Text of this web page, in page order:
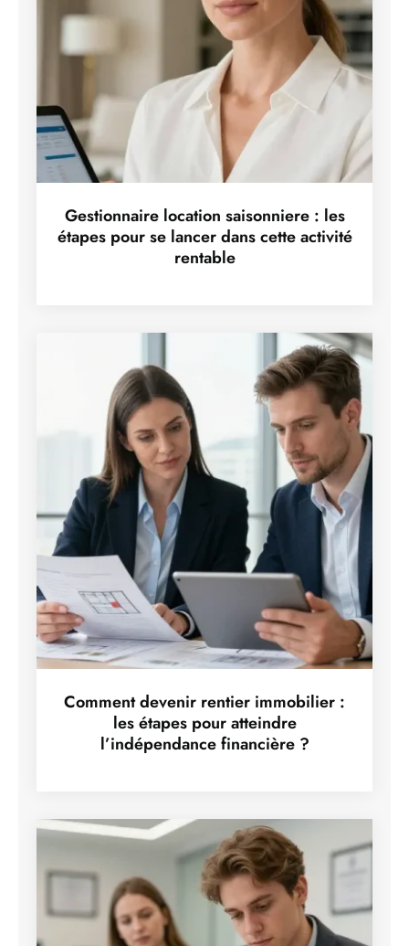
Gestionnaire location saisonniere : les
étapes pour se lancer dans cette activité
rentable
Comment devenir rentier immobilier :
les étapes pour atteindre
l’indépendance financière ?